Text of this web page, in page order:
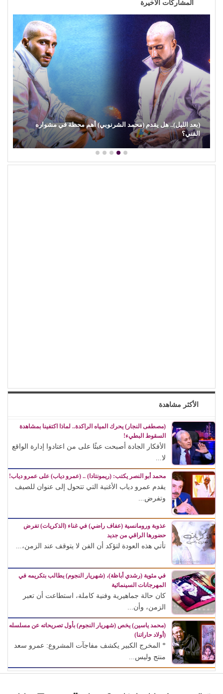
المشاركات الاخيرة
(بعد الليل).. هل يقدم (محمد الشرنوبي) أهم محطة في مشواره
الفني؟
الأكثر مشاهدة
(مصطفى النجار) يحرك المياه الراكدة.. لماذا اكتفينا بمشاهدة
السقوط البطيء!
الأفكار الجادة أصبحت عبئًا على من اعتادوا إدارة الواقع
لا...
محمد أبو النصر يكتب: (ريمونتادا) .. (عمرو دياب) على عمرو دياب!
يقدم عمرو دياب الأغنية التي تتحول إلى عنوان للصيف
وتفرض...
عذوبة ورومانسية (عفاف راضي) في غناء (الذكريات) تفرض
حضورها الراقي من جديد
تأتي هذه العودة لتؤكد أن الفن لا يتوقف عند الزمن،...
في مئوية (رشدي أباظة)، (شهريار النجوم) يطالب بتكريمه في
المهرجانات السينمائية
كان حالة جماهيرية وفنية كاملة، استطاعت أن تعبر
الزمن، وأن...
(محمد ياسين) يخص (شهريار النجوم) بأول تصريحاته عن مسلسله
(أولاد حاراتنا)
* المخرج الكبير يكشف مفاجآت المشروع: عمرو سعد
منتج وليس...